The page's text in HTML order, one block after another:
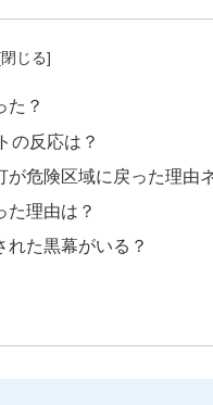
た？
の反応は？
危険区域に戻った理由
た理由は？
た黒幕がいる？